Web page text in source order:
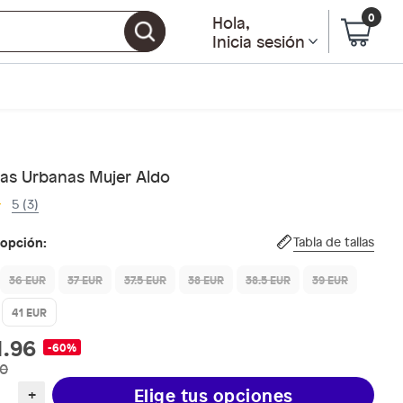
Hola,
Inicia sesión
0
Urbanas Mujer Aldo
5 (3)
Tabla de tallas
36 EUR 37 EUR 37.5 EUR 38 EUR 38.5 EUR
39 EUR
41 EUR
-60%
+ Elige tus opciones